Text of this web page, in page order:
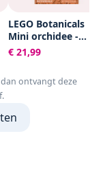
LEGO Botanicals
Mini orchidee -
10343
€ 21,99
ontvangt deze